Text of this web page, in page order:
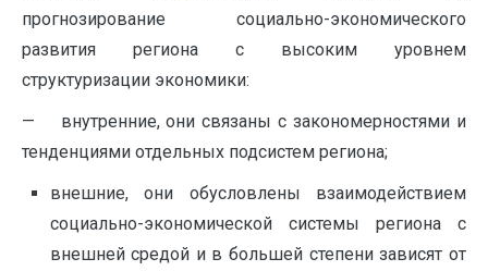
прогнозирование социально-экономического
развития региона с высоким уровнем
структуризации экономики:
— внутренние, они связаны с закономерностями и
тенденциями отдельных подсистем региона;
внешние, они обусловлены взаимодействием
социально-экономической системы региона с
внешней средой и в большей степени зависят от